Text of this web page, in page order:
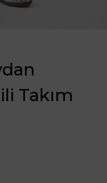
Takım